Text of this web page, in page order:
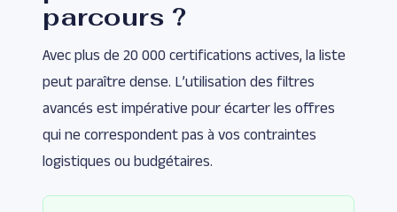
parcours ?
Avec plus de 20 000 certifications actives, la liste
peut paraître dense. L’utilisation des filtres
avancés est impérative pour écarter les offres
qui ne correspondent pas à vos contraintes
logistiques ou budgétaires.